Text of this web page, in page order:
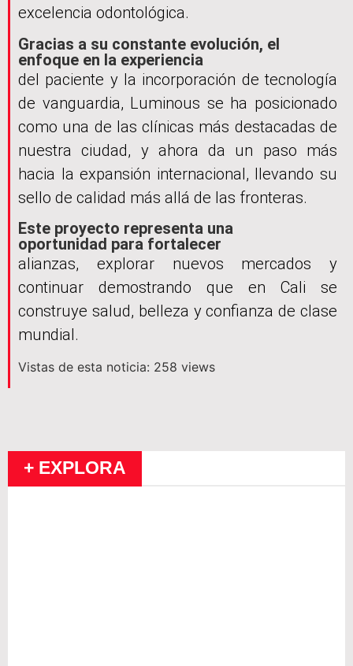
excelencia odontológica.
Gracias a su constante evolución, el
enfoque en la experiencia
del paciente y la incorporación de tecnología
de vanguardia, Luminous se ha posicionado
como una de las clínicas más destacadas de
nuestra ciudad, y ahora da un paso más
hacia la expansión internacional, llevando su
sello de calidad más allá de las fronteras.
Este proyecto representa una
oportunidad para fortalecer
alianzas, explorar nuevos mercados y
continuar demostrando que en Cali se
construye salud, belleza y confianza de clase
mundial.
Vistas de esta noticia: 258 views
+ EXPLORA